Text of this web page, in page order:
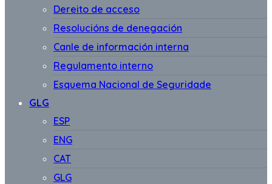
Dereito de acceso
Resolucións de denegación
Canle de información interna
Regulamento interno
Esquema Nacional de Seguridade
GLG
ESP
ENG
CAT
GLG